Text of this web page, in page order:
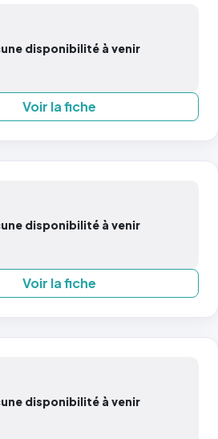
disponibilité à venir
Voir la fiche
disponibilité à venir
Voir la fiche
disponibilité à venir